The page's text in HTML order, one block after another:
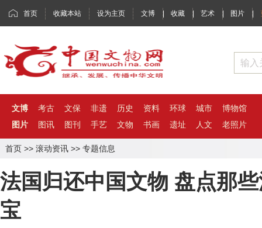
首页 收藏本站 设为主页 文博 | 收藏 | 艺术 | 图片 |
文博 考古 文保 非遗 历史 资料 环球 城市
博物馆
图片
图讯 图刊 手艺 文物 书画 遗址 人文 老照片
首页 >> 滚动资讯 >> 专题信息
法国归还中国文物 盘点那
宝